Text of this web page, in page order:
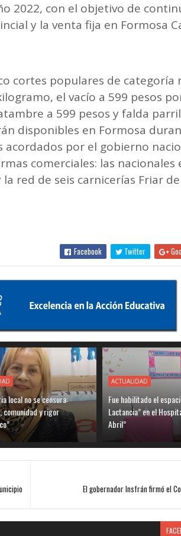
2022, con el objetivo de
y la venta fija en Formosa
cortes populares de categoría
el vacío a 599 pesos
a 599 pesos y falda
disponibles en Formosa
acordados por el gobierno
comerciales: las nacionales
red de seis carnicerías Friar
Facebook Twitter
local no se censura:
comunidad y rigor
ACTUALIDAD
Fue habilitado el
Lactancia” en el
Abril”
El gobernador Insfrán firmó el